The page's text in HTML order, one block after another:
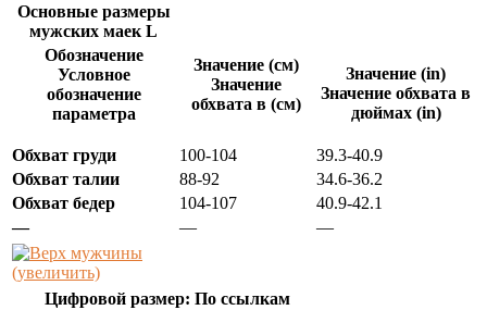
Основные размеры
мужских маек L
Обозначение
Условное
обозначение
параметра
Значение (см)
Значение
обхвата в (см)
Значение (in)
Значение обхвата в
дюймах (in)
Обхват груди 100-104
39.3-40.9
Обхват талии
88-92
34.6-36.2
Обхват бедер
104-107
40.9-42.1
—
— —
(увеличить)
Цифровой размер: По ссылкам